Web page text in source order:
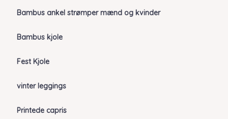
Bambus ankel strømper mænd og kvinder
Bambus kjole
Fest Kjole
vinter leggings
Printede capris